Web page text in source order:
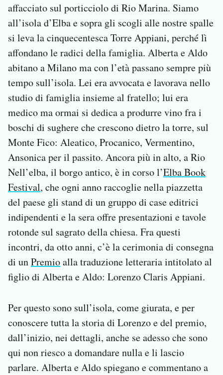
affacciato sul porticciolo di Rio Marina. Siamo
all’isola d’Elba e sopra gli scogli alle nostre spalle
si leva la cinquecentesca Torre Appiani, perché lì
affondano le radici della famiglia. Alberta e Aldo
abitano a Milano ma con l’età passano sempre più
tempo sull’isola. Lei era avvocata e lavorava nello
studio di famiglia insieme al fratello; lui era
medico ma ormai si dedica a produrre vino fra i
boschi di sughere che crescono dietro la torre, sul
Monte Fico: Aleatico, Procanico, Vermentino,
Ansonica per il passito. Ancora più in alto, a Rio
Nell’elba, il borgo antico, è in corso l’Elba Book
Festival, che ogni anno raccoglie nella piazzetta
del paese gli stand di un gruppo di case editrici
indipendenti e la sera offre presentazioni e tavole
rotonde sul sagrato della chiesa. Fra questi
incontri, da otto anni, c’è la cerimonia di consegna
di unPremioalla traduzione letteraria intitolato al
figlio di Alberta e Aldo: Lorenzo Claris Appiani.
Per questo sono sull’isola, come giurata, e per
conoscere tutta la storia di Lorenzo e del premio,
dall’inizio, nei dettagli, anche se adesso che sono
qui non riesco a domandare nulla e li lascio
parlare. Alberta e Aldo spiegano e commentano a